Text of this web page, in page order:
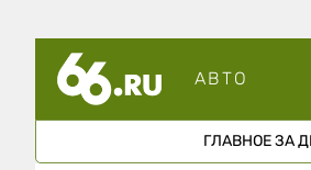
АВТО
ГЛАВНОЕ ЗА